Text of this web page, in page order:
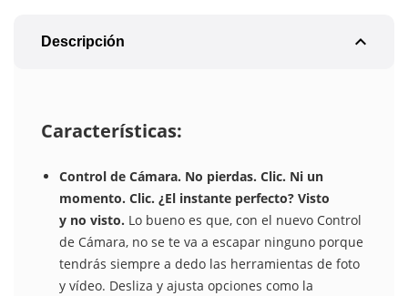
expand_less
Descripción
Características:
Control de Cámara. No pierdas. Clic. Ni un
momento. Clic. ¿El instante perfecto? Visto
y no visto. Lo bueno es que, con el nuevo Control
de Cámara, no se te va a escapar ninguno porque
tendrás siempre a dedo las herramientas de foto
y vídeo. Desliza y ajusta opciones como la